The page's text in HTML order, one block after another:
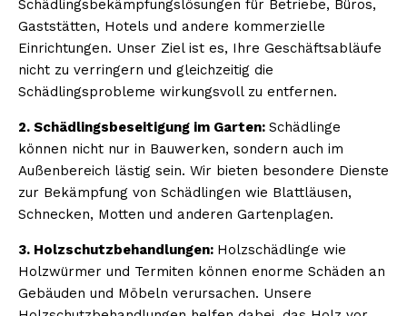
Schädlingsbekämpfungslösungen für Betriebe, Büros,
Gaststätten, Hotels und andere kommerzielle
Einrichtungen. Unser Ziel ist es, Ihre Geschäftsabläufe
nicht zu verringern und gleichzeitig die
Schädlingsprobleme wirkungsvoll zu entfernen.
2. Schädlingsbeseitigung im Garten: Schädlinge
können nicht nur in Bauwerken, sondern auch im
Außenbereich lästig sein. Wir bieten besondere Dienste
zur Bekämpfung von Schädlingen wie Blattläusen,
Schnecken, Motten und anderen Gartenplagen.
3. Holzschutzbehandlungen: Holzschädlinge wie
Holzwürmer und Termiten können enorme Schäden an
Gebäuden und Möbeln verursachen. Unsere